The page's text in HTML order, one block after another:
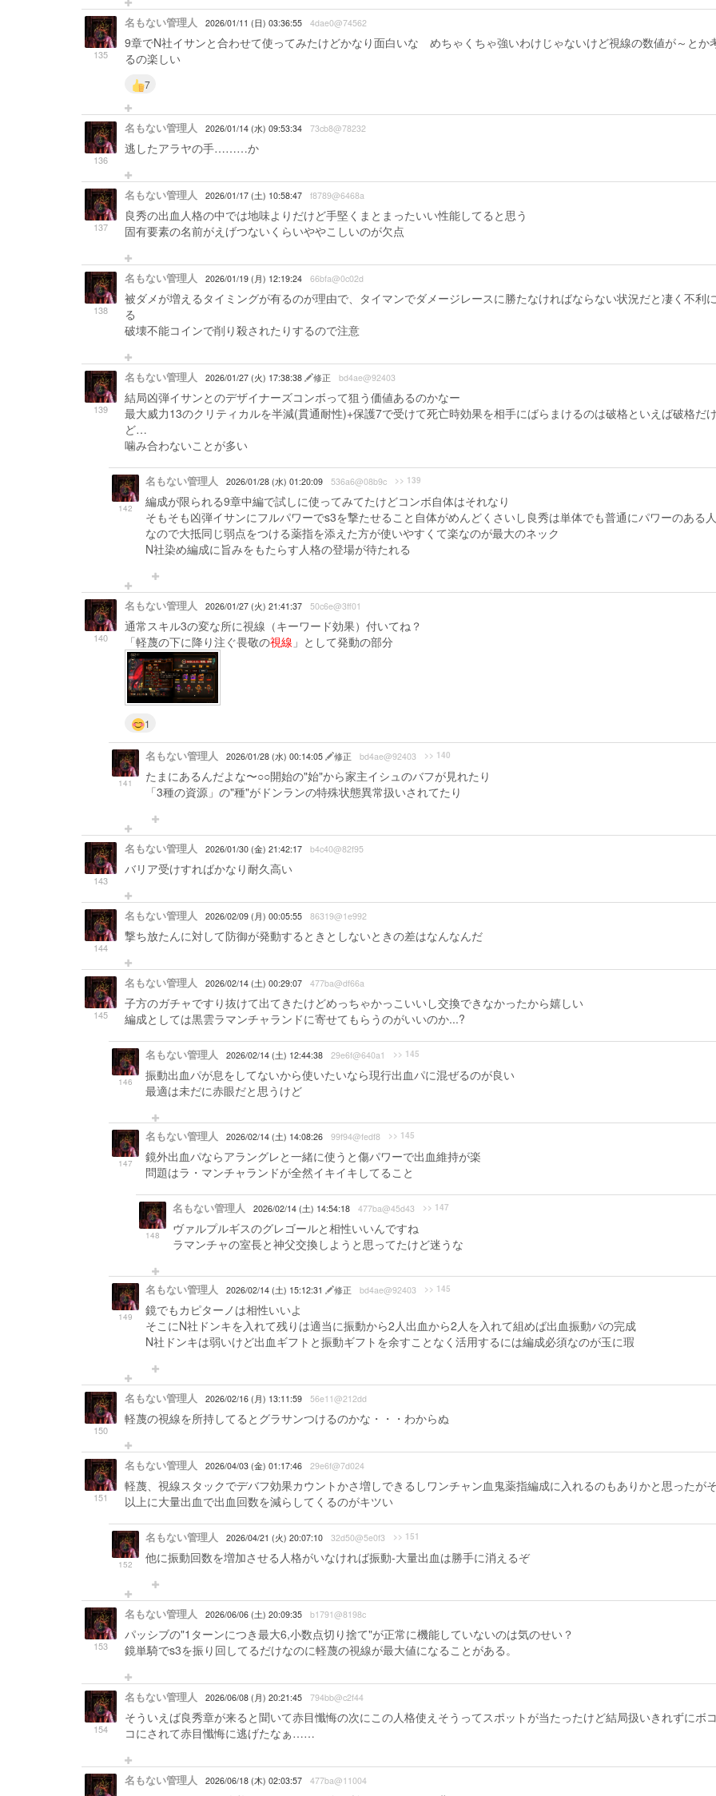
135
名もない管理人 2026/01/11 (日) 03:36:55 4dae0@74562
9章でN社イサンと合わせて使ってみたけどかなり面白いな めちゃくちゃ強いわけじゃないけど視線の数値が～とか
るの楽しい
7
136
名もない管理人 2026/01/14 (水) 09:53:34 73cb8@78232
逃したアラヤの手………か
137
名もない管理人 2026/01/17 (土) 10:58:47 f8789@6468a
良秀の出血人格の中では地味よりだけど手堅くまとまったいい性能してると思う
固有要素の名前がえげつないくらいややこしいのが欠点
138
名もない管理人 2026/01/19 (月) 12:19:24 66bfa@0c02d
被ダメが増えるタイミングが有るのが理由で、タイマンでダメージレースに勝たなければならない状況だと凄く不利
る
破壊不能コインで削り殺されたりするので注意
139
名もない管理人 2026/01/27 (火) 17:38:38 修正 bd4ae@92403
結局凶弾イサンとのデザイナーズコンボって狙う価値あるのかなー
最大威力13のクリティカルを半減(貫通耐性)+保護7で受けて死亡時効果を相手にばらまけるのは破格といえば破格だ
ど…
噛み合わないことが多い
142
名もない管理人 2026/01/28 (水) 01:20:09 536a6@08b9c >> 139
編成が限られる9章中編で試しに使ってみてたけどコンボ自体はそれなり
そもそも凶弾イサンにフルパワーでs3を撃たせること自体がめんどくさいし良秀は単体でも普通にパワーのある
なので大抵同じ弱点をつける薬指を添えた方が使いやすくて楽なのが最大のネック
N社染め編成に旨みをもたらす人格の登場が待たれる
140
名もない管理人 2026/01/27 (火) 21:41:37 50c6e@3ff01
通常スキル3の変な所に視線（キーワード効果）付いてね？
「軽蔑の下に降り注ぐ畏敬の視線 」として発動の部分
1
141
名もない管理人 2026/01/28 (水) 00:14:05 修正 bd4ae@92403 >> 140
たまにあるんだよな〜○○開始の"始"から家主イシュのバフが見れたり
「3種の資源」の"種"がドンランの特殊状態異常扱いされてたり
143
名もない管理人 2026/01/30 (金) 21:42:17 b4c40@82f95
バリア受けすればかなり耐久高い
144
名もない管理人 2026/02/09 (月) 00:05:55 86319@1e992
撃ち放たんに対して防御が発動するときとしないときの差はなんなんだ
145
名もない管理人 2026/02/14 (土) 00:29:07 477ba@df66a
子方のガチャですり抜けて出てきたけどめっちゃかっこいいし交換できなかったから嬉しい
編成としては黒雲ラマンチャランドに寄せてもらうのがいいのか...?
146
名もない管理人 2026/02/14 (土) 12:44:38 29e6f@640a1 >> 145
振動出血パが息をしてないから使いたいなら現行出血パに混ぜるのが良い
最適は未だに赤眼だと思うけど
147
名もない管理人 2026/02/14 (土) 14:08:26 99f94@fedf8 >> 145
鏡外出血パならアラングレと一緒に使うと傷パワーで出血維持が楽
問題はラ・マンチャランドが全然イキイキしてること
148
名もない管理人 2026/02/14 (土) 14:54:18 477ba@45d43 >> 147
ヴァルプルギスのグレゴールと相性いいんですね
ラマンチャの室長と神父交換しようと思ってたけど迷うな
149
名もない管理人 2026/02/14 (土) 15:12:31 修正 bd4ae@92403 >> 145
鏡でもカピターノは相性いいよ
そこにN社ドンキを入れて残りは適当に振動から2人出血から2人を入れて組めば出血振動パの完成
N社ドンキは弱いけど出血ギフトと振動ギフトを余すことなく活用するには編成必須なのが玉に瑕
150
名もない管理人 2026/02/16 (月) 13:11:59 56e11@212dd
軽蔑の視線を所持してるとグラサンつけるのかな・・・わからぬ
151
名もない管理人 2026/04/03 (金) 01:17:46 29e6f@7d024
軽蔑、視線スタックでデバフ効果カウントかさ増しできるしワンチャン血鬼薬指編成に入れるのもありかと思ったが
以上に大量出血で出血回数を減らしてくるのがキツい
152
名もない管理人 2026/04/21 (火) 20:07:10 32d50@5e0f3 >> 151
他に振動回数を増加させる人格がいなければ振動-大量出血は勝手に消えるぞ
153
名もない管理人 2026/06/06 (土) 20:09:35 b1791@8198c
パッシブの"1ターンにつき最大6,小数点切り捨て"が正常に機能していないのは気のせい？
鏡単騎でs3を振り回してるだけなのに軽蔑の視線が最大値になることがある。
154
名もない管理人 2026/06/08 (月) 20:21:45 794bb@c2f44
そういえば良秀章が来ると聞いて赤目懺悔の次にこの人格使えそうってスポットが当たったけど結局扱いきれずにボ
コにされて赤目懺悔に逃げたなぁ……
名もない管理人 2026/06/18 (木) 02:03:57 477ba@11004